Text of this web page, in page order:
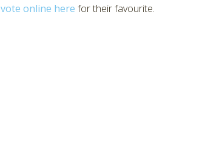
vote online here for their favourite.